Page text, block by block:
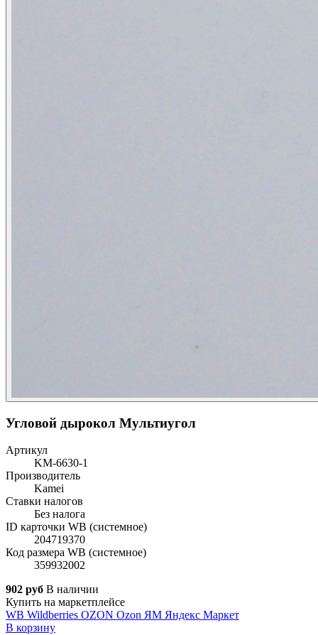
Угловой дырокол Мультиугол
Артикул
KM-6630-1
Производитель
Kamei
Ставки налогов
Без налога
ID карточки WB (системное)
204719370
Код размера WB (системное)
359932002
902 руб В наличии
Купить на маркетплейсе
WB Wildberries OZON Ozon ЯМ Яндекс Маркет
В корзину